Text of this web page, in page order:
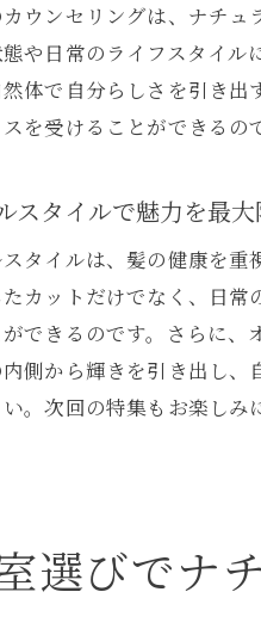
ウンセリングは、ナチ
や日常のライフスタイ
体で自分らしさを引き
を受けることができるの
スタイルで魅力を最大
タイルは、髪の健康を
カットだけでなく、日
できるのです。さらに
側から輝きを引き出し
。次回の特集もお楽しみ
選びでナ